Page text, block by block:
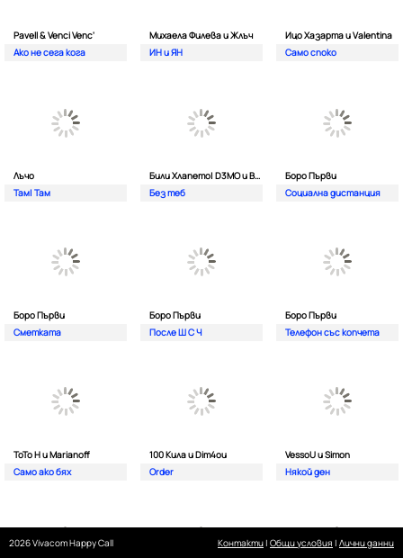
Pavell & Venci Venc'
Ако не сега кога
Михаела Филева и Жлъч
ИН и ЯН
Ицо Хазарта и Valentina
Само споко
Лъчо
Там| Там
Били Хлапето| D3MO и BREVIS
Без теб
Боро Първи
Социална дистанция
Боро Първи
Сметката
Боро Първи
После Ш С Ч
Боро Първи
Телефон със копчета
ТоТо Н и Marianoff
Само ако бях
100 Кила и Dim4ou
Order
VessoU и Simon
Някой ден
2026 Vivacom Happy Call Контакти| Общи условия | Лични данни